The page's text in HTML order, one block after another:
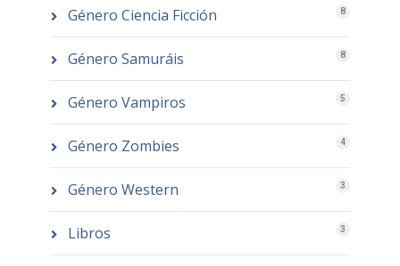
Género Ciencia Ficción 8
Género Samuráis 8
Género Vampiros 5
Género Zombies 4
Género Western 3
Libros 3